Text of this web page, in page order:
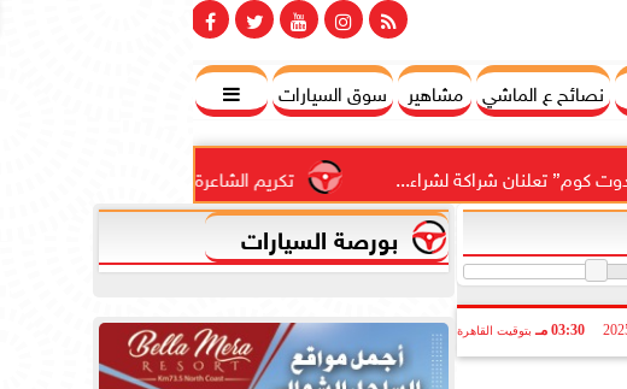
نصائح ع الماشي مشاهير سوق السيارات 
تكريم الشاعرة المغربية عائشة تاقي في مجموعة شراكة لشراء...
03:30 مـ بتوقيت القاهرة
بورصة السيارات